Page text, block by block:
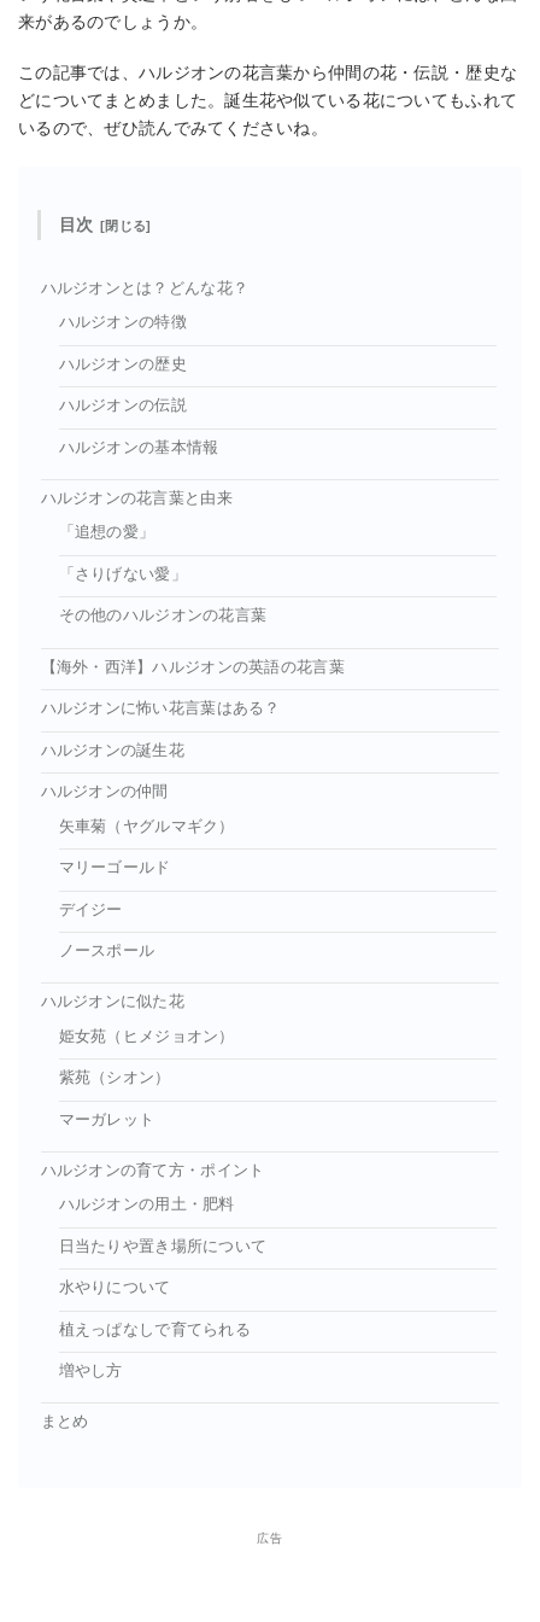
来があるのでしょうか。
この記事では、ハルジオンの花言葉から仲間の花・伝説・歴史な
どについてまとめました。誕生花や似ている花についてもふれて
いるので、ぜひ読んでみてくださいね。
目次
ハルジオンとは？どんな花？
ハルジオンの特徴
ハルジオンの歴史
ハルジオンの伝説
ハルジオンの基本情報
ハルジオンの花言葉と由来
「追想の愛」
「さりげない愛」
その他のハルジオンの花言葉
【海外・西洋】ハルジオンの英語の花言葉
ハルジオンに怖い花言葉はある？
ハルジオンの誕生花
ハルジオンの仲間
矢車菊（ヤグルマギク）
マリーゴールド
デイジー
ノースポール
ハルジオンに似た花
姫女苑（ヒメジョオン）
紫苑（シオン）
マーガレット
ハルジオンの育て方・ポイント
ハルジオンの用土・肥料
日当たりや置き場所について
水やりについて
植えっぱなしで育てられる
増やし方
まとめ
広告